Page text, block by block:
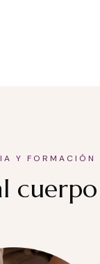
Y FORMACIÓN